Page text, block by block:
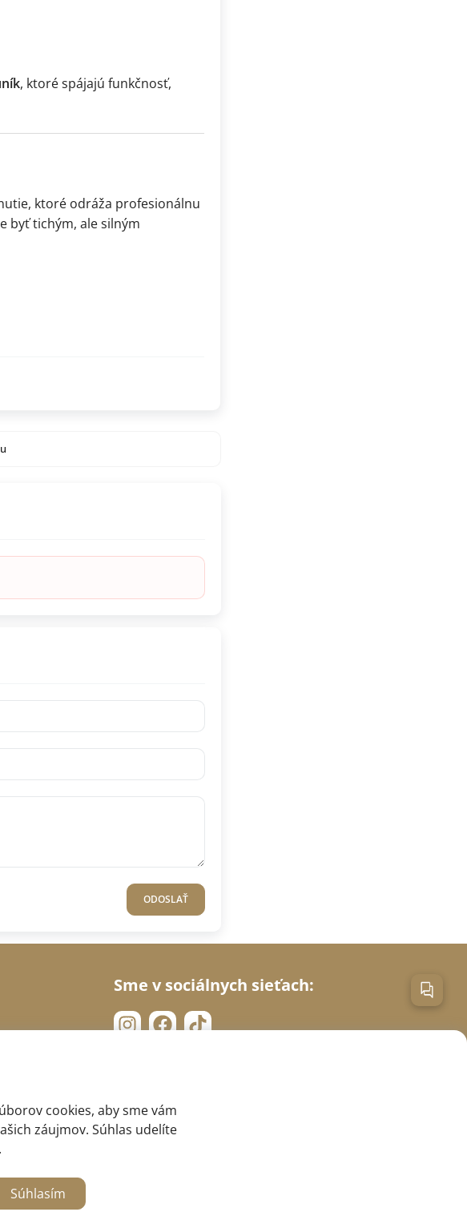
, ktoré spájajú funkčnosť,
ktoré odráža profesionálnu
byť tichým, ale silným
ODOSLAŤ
Sme v sociálnych sieťach:
cookies, aby sme vám
záujmov. Súhlas udelíte
Súhlasím